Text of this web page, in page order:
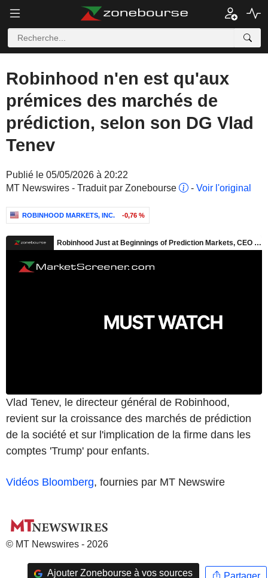
Robinhood n'en est qu'aux
prémices des marchés de
prédiction, selon son DG Vlad
Tenev
Publié le 05/05/2026 à 20:22
MT Newswires - Traduit par Zonebourse
- Voir l'original
ROBINHOOD MARKETS, INC. -0,76 %
Vlad Tenev, le directeur général de Robinhood,
revient sur la croissance des marchés de prédiction
de la société et sur l'implication de la firme dans les
comptes 'Trump' pour enfants.
Vidéos Bloomberg, fournies par MT Newswire
© MT Newswires - 2026
Ajouter Zonebourse à vos sources